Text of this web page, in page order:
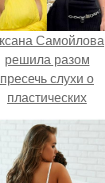
Самойлова
решила разом
пресечь слухи о
пластических
операциях и
публично
прояснила
ситуацию.